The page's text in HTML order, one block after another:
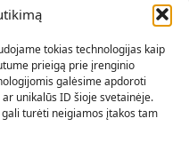
tokias technologijas kaip
prieigą prie įrenginio
galėsime apdoroti
unikalūs ID šioje svetainėje.
turėti neigiamos įtakos tam